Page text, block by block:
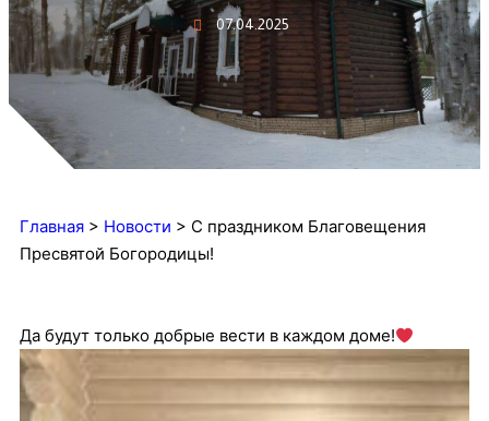
07.04.2025
Главная > Новости > С праздником Благовещения
Пресвятой Богородицы!
Да будут только добрые вести в каждом доме!